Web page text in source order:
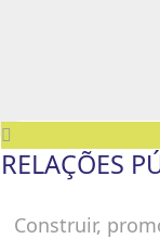
RELAÇÕES
Construir,